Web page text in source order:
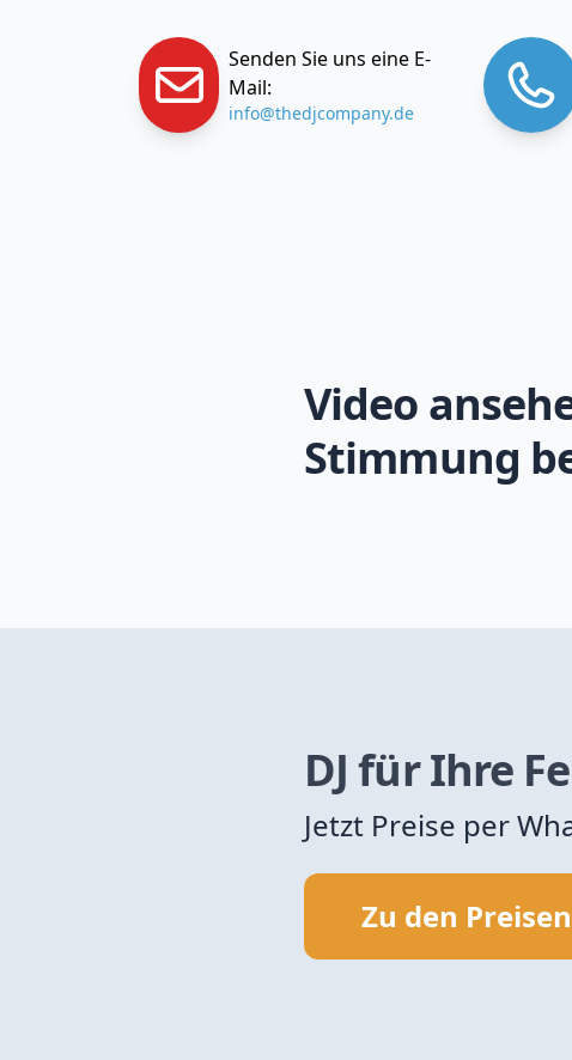
Senden Sie uns eine E-
Mail:
info@thedjcompany.de
Video
Stimmung
DJ für Ihre
Jetzt Preise per
Zu den Preisen